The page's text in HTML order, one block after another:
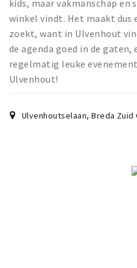
Privacy
Inloggen
kids, maar vakmanschap en
winkel vindt. Het maakt
zoekt, want in Ulvenhout
de agenda goed in de
regelmatig leuke
Ulvenhout!
Ulvenhoutselaan, Breda Zuid